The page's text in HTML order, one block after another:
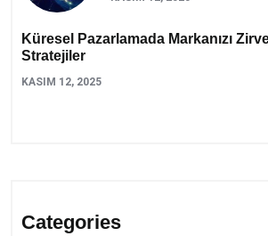
Küresel Pazarlamada Markanızı
Stratejiler
KASIM 12, 2025
Categories